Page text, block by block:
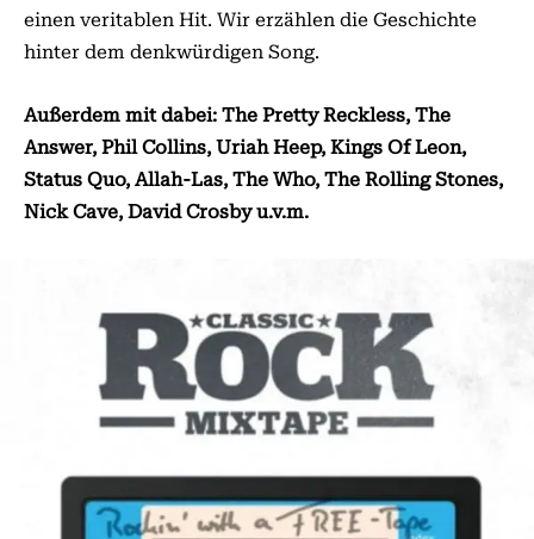
einen veritablen Hit. Wir erzählen die Geschichte
hinter dem denkwürdigen Song.
Außerdem mit dabei: The Pretty Reckless, The
Answer, Phil Collins, Uriah Heep, Kings Of Leon,
Status Quo, Allah-Las, The Who, The Rolling Stones,
Nick Cave, David Crosby u.v.m.